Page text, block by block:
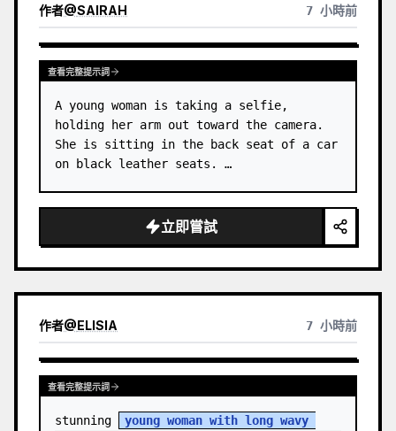
作者@SAIRAH 7 小時前
查看完整提示詞
A young woman is taking a selfie,
holding her arm out toward the camera.
She is sitting in the back seat of a car
on black leather seats. …
立即嘗試
作者@ELISIA 7 小時前
查看完整提示詞
stunning
young woman with long wavy